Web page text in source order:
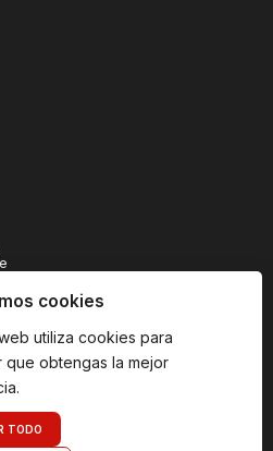
Desarrollado por
cookies
utiliza cookies para
que obtengas la mejor
TODO